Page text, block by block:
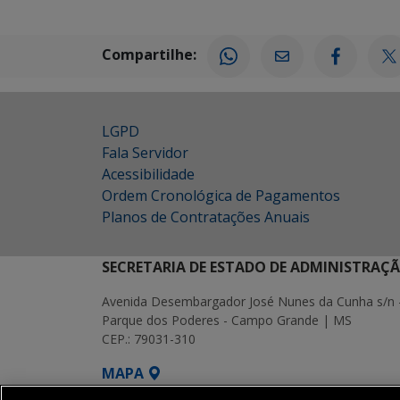
Compartilhe:
LGPD
Fala Servidor
Acessibilidade
Ordem Cronológica de Pagamentos
Planos de Contratações Anuais
SECRETARIA DE ESTADO DE
Avenida Desembargador José Nunes da Cunha s/n
Parque dos Poderes - Campo Grande | MS
CEP.: 79031-310
MAPA